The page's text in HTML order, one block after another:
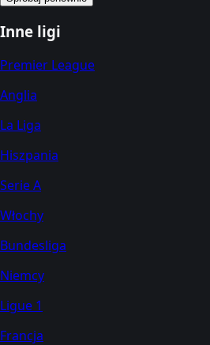
Inne ligi
Premier League
Anglia
La Liga
Hiszpania
Serie A
Włochy
Bundesliga
Niemcy
Ligue 1
Francja